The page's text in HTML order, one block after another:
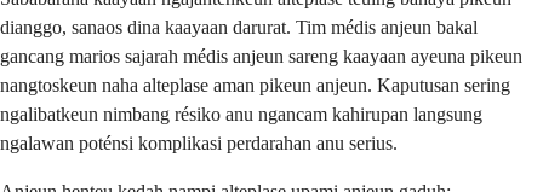
dianggo, sanaos dina kaayaan darurat. Tim médis anjeun bakal
gancang marios sajarah médis anjeun sareng kaayaan ayeuna pikeun
nangtoskeun naha alteplase aman pikeun anjeun. Kaputusan sering
ngalibatkeun nimbang résiko anu ngancam kahirupan langsung
ngalawan poténsi komplikasi perdarahan anu serius.